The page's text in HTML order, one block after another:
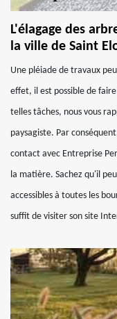
L'élagage des
la ville de Saint
Une pléiade de travaux
effet, il est possible de
telles tâches, nous vous
paysagiste. Par
contact avec Entreprise
la matière. Sachez qu'il
accessibles à toutes les
suffit de visiter son site